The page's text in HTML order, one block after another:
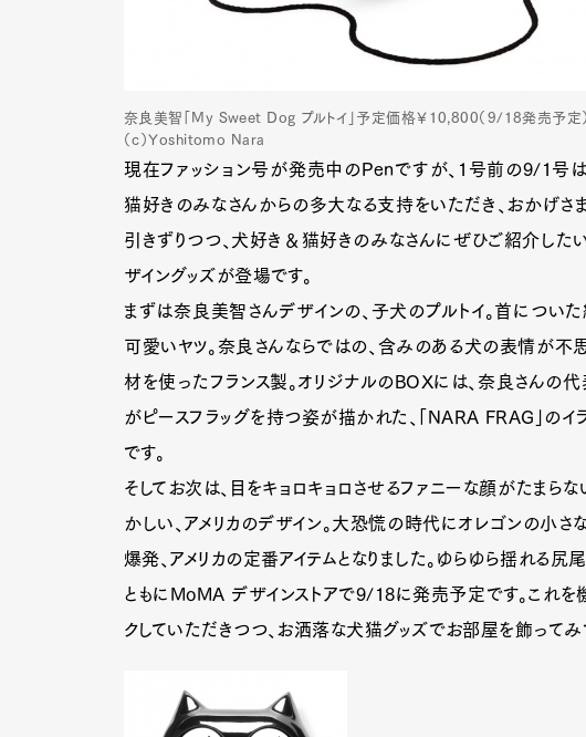
奈良美智「My Sweet Dog プルトイ」予定価格￥10,800（9/18発売予定
（c）Yoshitomo Nara
現在ファッション号が発売中のPenですが、1号前の9/1号
猫好きのみなさんからの多大なる支持をいただき、おかげさ
引きずりつつ、犬好き＆猫好きのみなさんにぜひご紹介した
ザイングッズが登場です。
まずは奈良美智さんデザインの、子犬のプルトイ。首についた
可愛いヤツ。奈良さんならではの、含みのある犬の表情が不
材を使ったフランス製。オリジナルのBOXには、奈良さんの代
がピースフラッグを持つ姿が描かれた、「NARA FRAG」のイ
です。
そしてお次は、目をキョロキョロさせるファニーな顔がたまらな
かしい、アメリカのデザイン。大恐慌の時代にオレゴンの小
爆発、アメリカの定番アイテムとなりました。ゆらゆら揺れる尻
ともにMoMA デザインストアで9/18に発売予定です。これを
クしていただきつつ、お洒落な犬猫グッズでお部屋を飾ってみ